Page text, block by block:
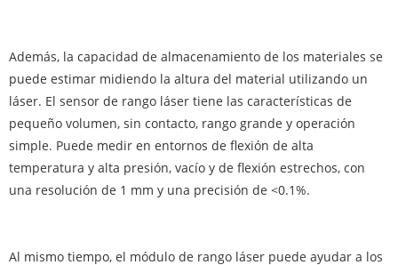
Además, la capacidad de almacenamiento de los materiales se
puede estimar midiendo la altura del material utilizando un
láser. El sensor de rango láser tiene las características de
pequeño volumen, sin contacto, rango grande y operación
simple. Puede medir en entornos de flexión de alta
temperatura y alta presión, vacío y de flexión estrechos, con
una resolución de 1 mm y una precisión de <0.1%.
Al mismo tiempo, el módulo de rango láser puede ayudar a los